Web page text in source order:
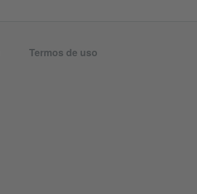
Termos de uso